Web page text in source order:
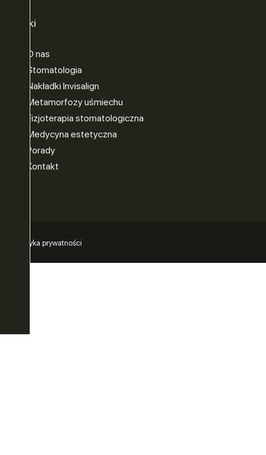
Linki
O nas
Stomatologia
Nakładki Invisalign
Metamorfozy uśmiechu
Fizjoterapia stomatologiczna
Medycyna estetyczna
Porady
Kontakt
Polityka prywatności